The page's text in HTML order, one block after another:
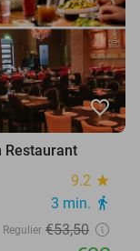
favorite_border
Restaurant
9.2 star
3 min. directions_walk
Regulier €53,50